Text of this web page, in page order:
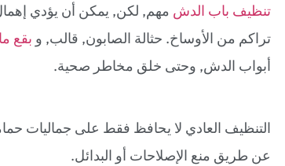
تنظيف باب الدش مهم, لكن, يمكن أن يؤدي
تراكم من الأوساخ. حثالة الصابون, قالب, و بقع
أبواب الدش, وحتى خلق مخاطر صحية.
التنظيف العادي لا يحافظ فقط على جماليات
عن طريق منع الإصلاحات أو البدائل.